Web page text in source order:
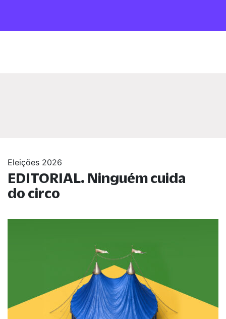
Eleições 2026
EDITORIAL. Ninguém cuida
do circo